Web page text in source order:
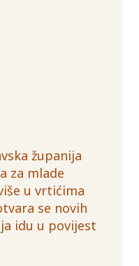
županija
za mlade
u vrtićima
se novih
idu u povijest